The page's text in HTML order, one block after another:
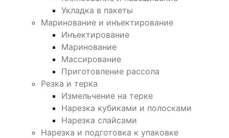
Укладка в пакеты
Маринование и инъектирование
Инъектирование
Маринование
Массирование
Приготовление рассола
Резка и терка
Измельчение на терке
Нарезка кубиками и полосками
Нарезка слайсами
Нарезка и подготовка к упаковке